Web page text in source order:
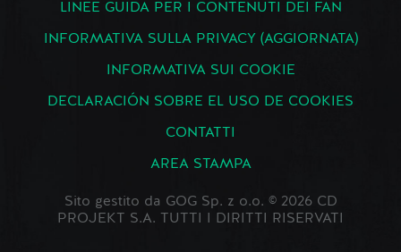
LINEE GUIDA PER I CONTENUTI DEI FAN
INFORMATIVA SULLA PRIVACY (AGGIORNATA)
INFORMATIVA SUI COOKIE
DECLARACIÓN SOBRE EL USO DE COOKIES
CONTATTI
AREA STAMPA
Sito gestito da GOG Sp. z o.o. © 2026 CD
PROJEKT S.A. TUTTI I DIRITTI RISERVATI